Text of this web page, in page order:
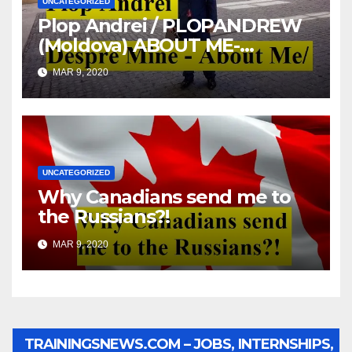
Plop Andrei / PLOPANDREW
(Moldova) ABOUT ME-
DESPRE MINE
MAR 9, 2020
UNCATEGORIZED
Why Canadians send me to
the Russians?!
MAR 9, 2020
TRAININGSNEWS.COM – JOBS, INTERNSHIPS,